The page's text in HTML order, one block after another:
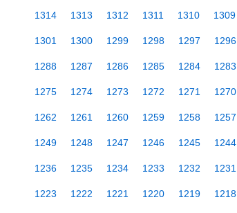
1314 1313 1312 1311 1310 1309
1301 1300 1299 1298 1297 1296
1288 1287 1286 1285 1284 1283
1275 1274 1273 1272 1271 1270
1262 1261 1260 1259 1258 1257
1249 1248 1247 1246 1245 1244
1236 1235 1234 1233 1232 1231
1223 1222 1221 1220 1219 1218